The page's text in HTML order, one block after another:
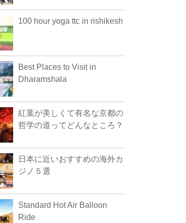
100 hour yoga ttc in rishikesh
Best Places to Visit in
Dharamshala
紅葉が美しくて有名な京都の
哲学の道ってどんなところ？
日本に近いおすすめの海外カ
ジノ５選
Standard Hot Air Balloon
Ride